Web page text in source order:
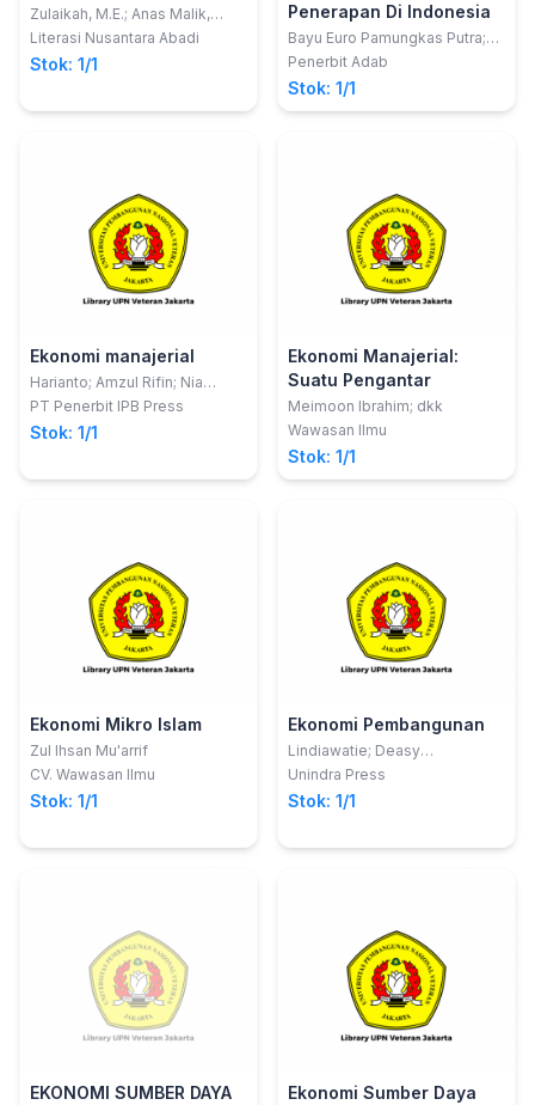
Zulaikah, M.E.; Anas Malik,
M.E.Sy.
Literasi Nusantara Abadi
Stok: 1/1
Penerapan Di Indonesia
Bayu Euro Pamungkas Putra;
dkk
Penerbit Adab
Stok: 1/1
Ekonomi manajerial
Harianto; Amzul Rifin; Nia
Rosiana
PT Penerbit IPB Press
Stok: 1/1
Ekonomi Manajerial:
Suatu Pengantar
Meimoon Ibrahim; dkk
Wawasan Ilmu
Stok: 1/1
Ekonomi Mikro Islam
Zul Ihsan Mu'arrif
CV. Wawasan Ilmu
Stok: 1/1
Ekonomi Pembangunan
Lindiawatie; Deasy
Nurmalasari
Unindra Press
Stok: 1/1
EKONOMI SUMBER DAYA
Ekonomi Sumber Daya